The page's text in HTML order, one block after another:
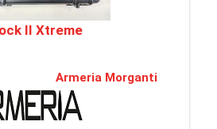
II Xtreme
Armeria Morganti